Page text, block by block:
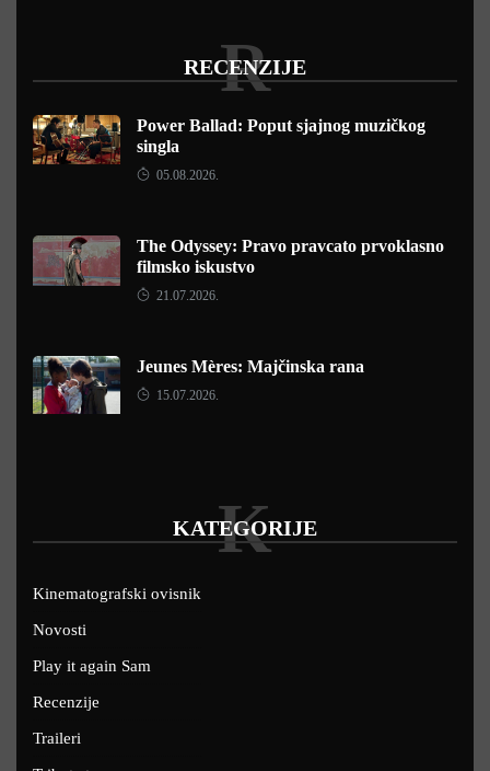
RECENZIJE
R
Power Ballad: Poput sjajnog muzičkog
singla
05.08.2026.
The Odyssey: Pravo pravcato prvoklasno
filmsko iskustvo
21.07.2026.
Jeunes Mères: Majčinska rana
15.07.2026.
KATEGORIJE
K
Kinematografski ovisnik
Novosti
Play it again Sam
Recenzije
Traileri